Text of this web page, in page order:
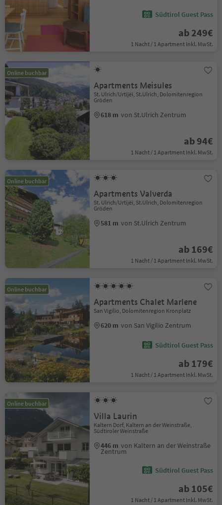
Südtirol Guest Pass
ab 249€
1 Nacht / 1 Apartment Inkl. MwSt.
Online buchbar
Apartments Meisules
St. Ulrich/Urtijëi, St.Ulrich, Dolomitenregion
Gröden
618 m von St.Ulrich Zentrum
ab 94€
1 Nacht / 1 Apartment Inkl. MwSt.
Online buchbar
Apartments Valverda
St. Ulrich/Urtijëi, St.Ulrich, Dolomitenregion
Gröden
581 m von St.Ulrich Zentrum
ab 169€
1 Nacht / 1 Apartment Inkl. MwSt.
Online buchbar
Apartments Chalet Marlene
San Vigilio, Dolomitenregion Kronplatz
620 m von San Vigilio Zentrum
Südtirol Guest Pass
ab 179€
1 Nacht / 1 Apartment Inkl. MwSt.
Online buchbar
Villa Laurin
Kaltern Dorf, Kaltern an der Weinstraße,
Südtiroler Weinstraße
446 m von Kaltern an der Weinstraße
Zentrum
Südtirol Guest Pass
ab 105€
1 Nacht / 1 Apartment Inkl. MwSt.